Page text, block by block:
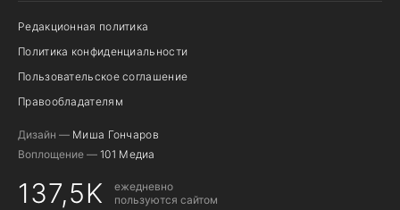
Редакционная политика
Политика конфиденциальности
Пользовательское соглашение
Правообладателям
Дизайн — Миша Гончаров
Воплощение — 101 Медиа
137,5K
ежедневно
пользуются сайтом